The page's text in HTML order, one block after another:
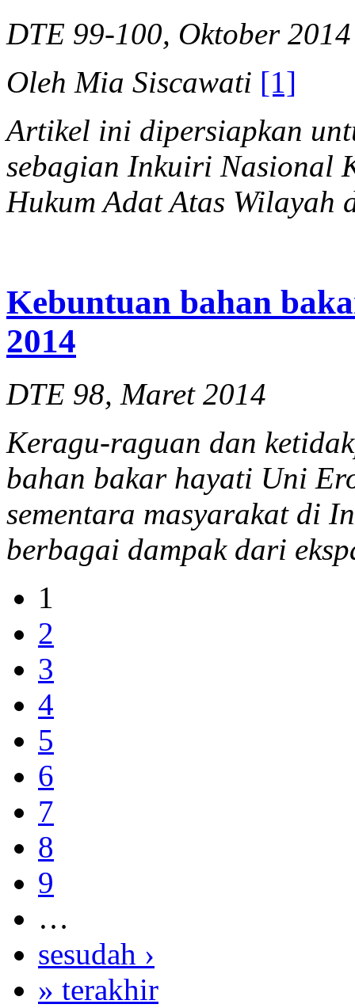
DTE 99-100, Oktober 2014
Oleh Mia Siscawati [1]
Artikel ini dipersiapkan
sebagian Inkuiri Nasional
Hukum Adat Atas
Kebuntuan bahan
2014
DTE 98, Maret 2014
Keragu-raguan dan
bahan bakar hayati Uni
sementara masyarakat di
berbagai dampak dari
1
2
3
4
5
6
7
8
9
…
sesudah ›
» terakhir